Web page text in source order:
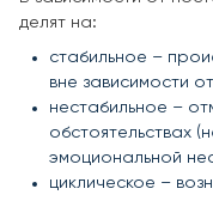
делят на:
стабильное –
вне зависимости
нестабильное –
обстоятельствах
эмоциональной
циклическое –